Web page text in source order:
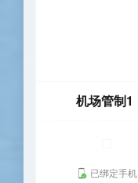
机场管制1
已绑定手机